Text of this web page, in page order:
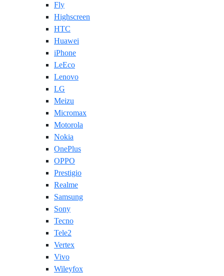
Fly
Highscreen
HTC
Huawei
iPhone
LeEco
Lenovo
LG
Meizu
Micromax
Motorola
Nokia
OnePlus
OPPO
Prestigio
Realme
Samsung
Sony
Tecno
Tele2
Vertex
Vivo
Wileyfox